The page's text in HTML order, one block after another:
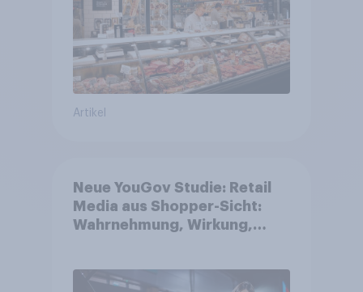
Artikel
Neue YouGov Studie: Retail
Media aus Shopper-Sicht:
Wahrnehmung, Wirkung,